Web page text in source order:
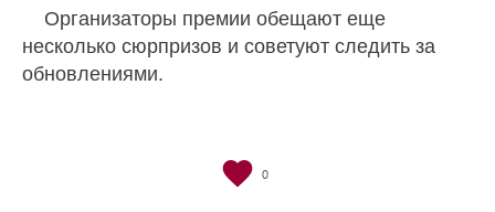
Организаторы премии обещают еще
несколько сюрпризов и советуют следить за
обновлениями.
0